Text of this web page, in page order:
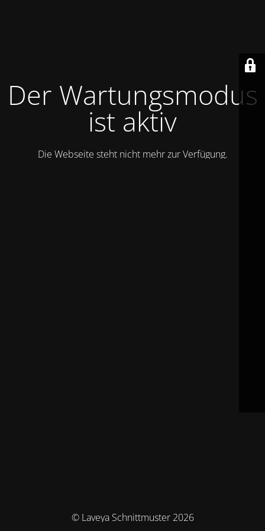
Der Wartungsmodus
ist aktiv
Die Webseite steht nicht mehr zur Verfügung.
© Laveya Schnittmuster 2026